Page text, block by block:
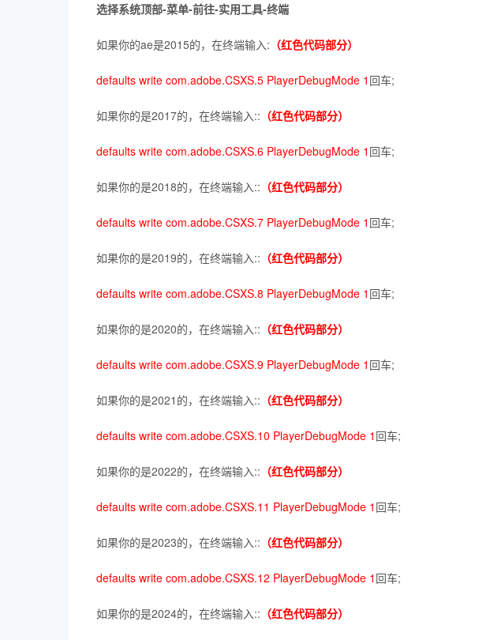
选择系统顶部-菜单-前往-实用工具-终端
如果你的ae是2015的，在终端输入: （红色代码部分）
defaults write com.adobe.CSXS.5 PlayerDebugMode 1 回车;
如果你的是2017的，在终端输入:: （红色代码部分）
defaults write com.adobe.CSXS.6 PlayerDebugMode 1 回车;
如果你的是2018的，在终端输入:: （红色代码部分）
defaults write com.adobe.CSXS.7 PlayerDebugMode 1 回车;
如果你的是2019的，在终端输入:: （红色代码部分）
defaults write com.adobe.CSXS.8 PlayerDebugMode 1 回车;
如果你的是2020的，在终端输入:: （红色代码部分）
defaults write com.adobe.CSXS.9 PlayerDebugMode 1 回车;
如果你的是2021的，在终端输入:: （红色代码部分）
defaults write com.adobe.CSXS.10 PlayerDebugMode 1 回车;
如果你的是2022的，在终端输入:: （红色代码部分）
defaults write com.adobe.CSXS.11 PlayerDebugMode 1 回车;
如果你的是2023的，在终端输入:: （红色代码部分）
defaults write com.adobe.CSXS.12 PlayerDebugMode 1 回车;
如果你的是2024的，在终端输入:: （红色代码部分）